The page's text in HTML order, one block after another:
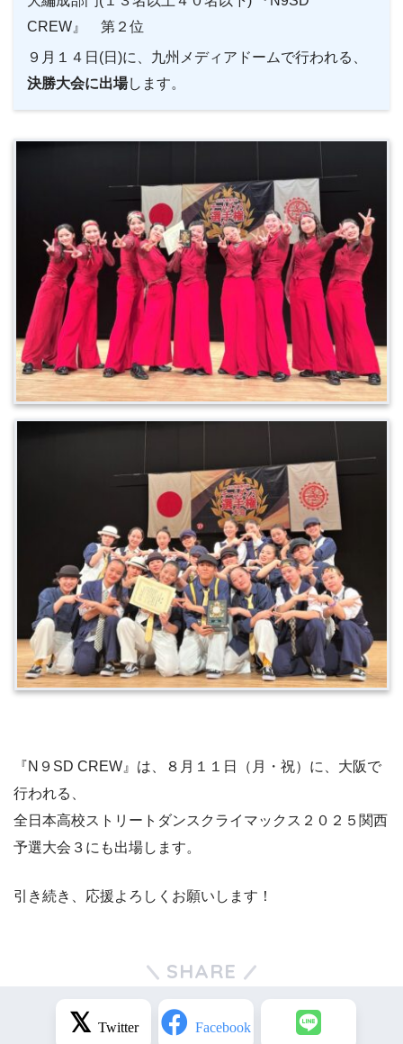
CREW』 第２位
９月１４日 (日 )に、九州メディアドームで行われる、
決勝大会に出場します。
『N９SD CREW』は、８月１１日（月・祝）に、大阪で
行われる、
全日本高校ストリートダンスクライマックス２０２５関西
予選大会３にも出場します。
引き続き、応援よろしくお願いします！
SHARE